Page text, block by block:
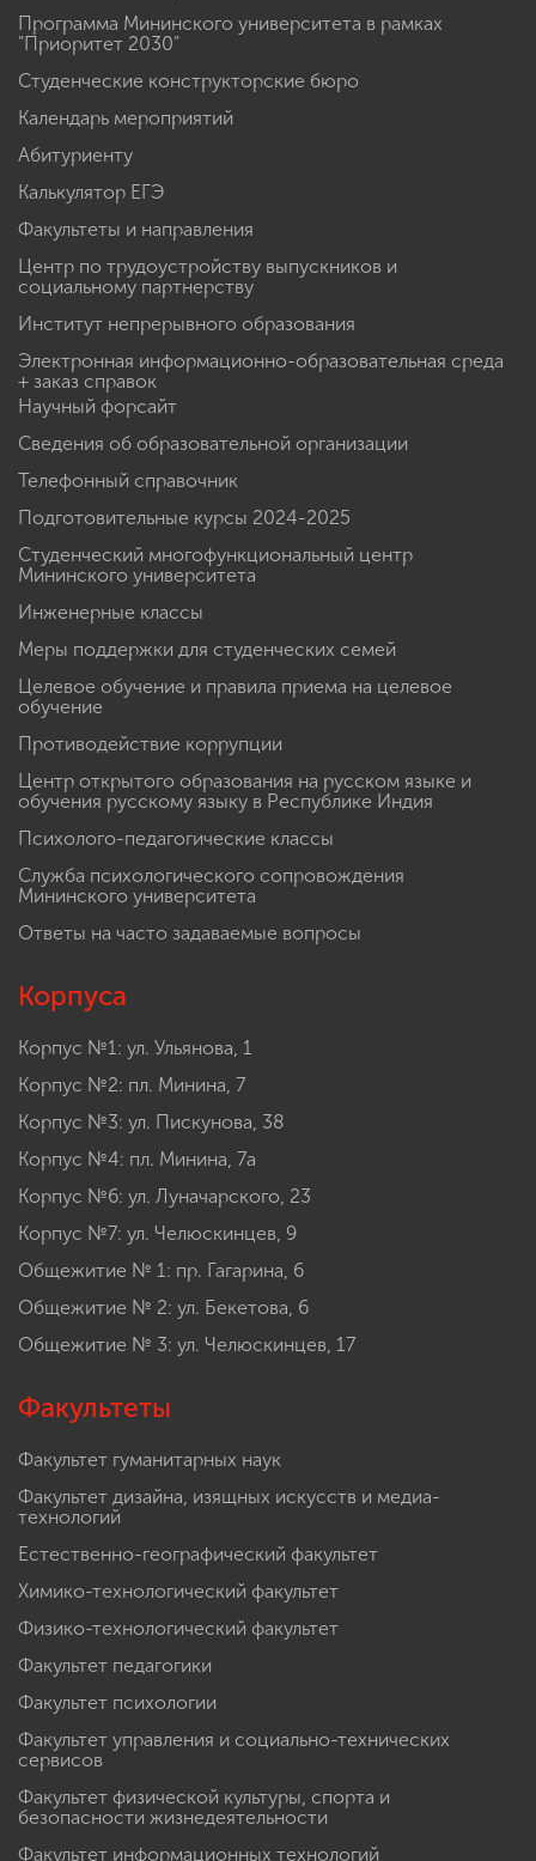
Программа Мининского университета в рамках
"Приоритет 2030"
Студенческие конструкторские бюро
Календарь мероприятий
Абитуриенту
Калькулятор ЕГЭ
Факультеты и направления
Центр по трудоустройству выпускников и
социальному партнерству
Институт непрерывного образования
Электронная информационно-образовательная среда
+ заказ справок
Научный форсайт
Сведения об образовательной организации
Телефонный справочник
Подготовительные курсы 2024-2025
Студенческий многофункциональный центр
Мининского университета
Инженерные классы
Меры поддержки для студенческих семей
Целевое обучение и правила приема на целевое
обучение
Противодействие коррупции
Центр открытого образования на русском языке и
обучения русскому языку в Республике Индия
Психолого-педагогические классы
Служба психологического сопровождения
Мининского университета
Ответы на часто задаваемые вопросы
Корпуса
Корпус №1: ул. Ульянова, 1
Корпус №2: пл. Минина, 7
Корпус №3: ул. Пискунова, 38
Корпус №4: пл. Минина, 7а
Корпус №6: ул. Луначарского, 23
Корпус №7: ул. Челюскинцев, 9
Общежитие № 1: пр. Гагарина, 6
Общежитие № 2: ул. Бекетова, 6
Общежитие № 3: ул. Челюскинцев, 17
Факультеты
Факультет гуманитарных наук
Факультет дизайна, изящных искусств и медиа-
технологий
Естественно-географический факультет
Химико-технологический факультет
Физико-технологический факультет
Факультет педагогики
Факультет психологии
Факультет управления и социально-технических
сервисов
Факультет физической культуры, спорта и
безопасности жизнедеятельности
Факультет информационных технологий